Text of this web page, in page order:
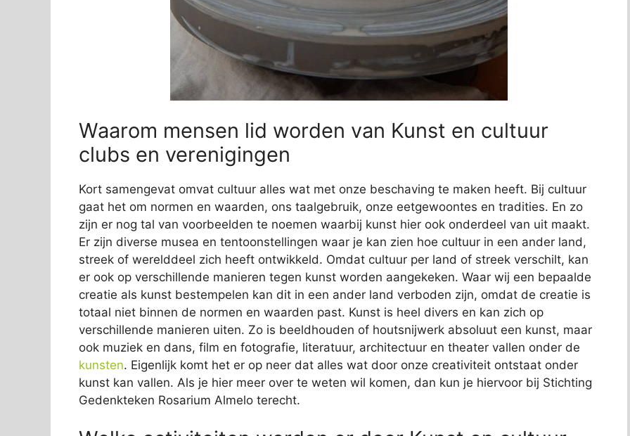
Waarom mensen lid worden van Kunst en cultuur
clubs en verenigingen
Kort samengevat omvat cultuur alles wat met onze beschaving te maken heeft. Bij cultuur
gaat het om normen en waarden, ons taalgebruik, onze eetgewoontes en tradities. En zo
zijn er nog tal van voorbeelden te noemen waarbij kunst hier ook onderdeel van uit maakt.
Er zijn diverse musea en tentoonstellingen waar je kan zien hoe cultuur in een ander land,
streek of werelddeel zich heeft ontwikkeld. Omdat cultuur per land of streek verschilt, kan
er ook op verschillende manieren tegen kunst worden aangekeken. Waar wij een bepaalde
creatie als kunst bestempelen kan dit in een ander land verboden zijn, omdat de creatie is
totaal niet binnen de normen en waarden past. Kunst is heel divers en kan zich op
verschillende manieren uiten. Zo is beeldhouden of houtsnijwerk absoluut een kunst, maar
ook muziek en dans, film en fotografie, literatuur, architectuur en theater vallen onder de
kunsten. Eigenlijk komt het er op neer dat alles wat door onze creativiteit ontstaat onder
kunst kan vallen. Als je hier meer over te weten wil komen, dan kun je hiervoor bij Stichting
Gedenkteken Rosarium Almelo terecht.